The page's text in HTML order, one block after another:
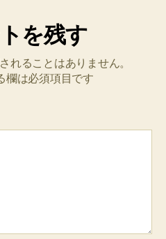
を残す
れることはありません。
欄は必須項目です